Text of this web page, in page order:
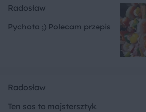
Radosław
Pychota ;) Polecam przepis
Radosław
Ten sos to majstersztyk!